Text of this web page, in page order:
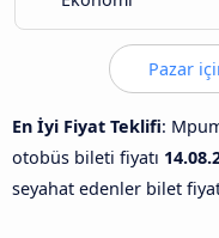
Pazar
En İyi Fiyat Teklifi:
otobüs bileti fiyatı
seyahat edenler bilet